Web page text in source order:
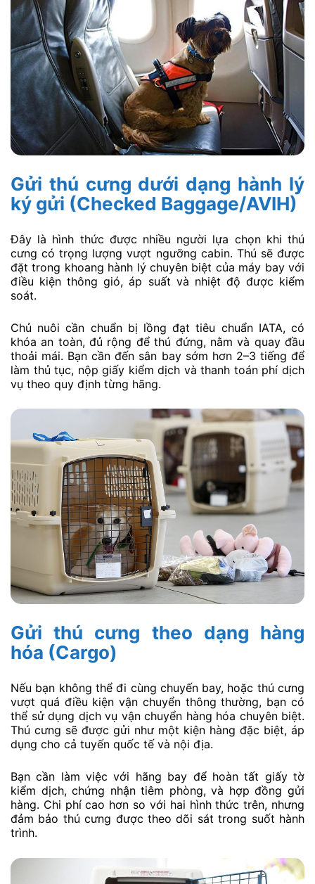
Gửi thú cưng dưới dạng hành lý
ký gửi (Checked Baggage/AVIH)
Đây là hình thức được nhiều người lựa chọn khi thú
cưng có trọng lượng vượt ngưỡng cabin. Thú sẽ được
đặt trong khoang hành lý chuyên biệt của máy bay với
điều kiện thông gió, áp suất và nhiệt độ được kiểm
soát.
Chủ nuôi cần chuẩn bị lồng đạt tiêu chuẩn IATA, có
khóa an toàn, đủ rộng để thú đứng, nằm và quay đầu
thoải mái. Bạn cần đến sân bay sớm hơn 2–3 tiếng để
làm thủ tục, nộp giấy kiểm dịch và thanh toán phí dịch
vụ theo quy định từng hãng.
Gửi thú cưng theo dạng hàng
hóa (Cargo)
Nếu bạn không thể đi cùng chuyến bay, hoặc thú cưng
vượt quá điều kiện vận chuyển thông thường, bạn có
thể sử dụng dịch vụ vận chuyển hàng hóa chuyên biệt.
Thú cưng sẽ được gửi như một kiện hàng đặc biệt, áp
dụng cho cả tuyến quốc tế và nội địa.
Bạn cần làm việc với hãng bay để hoàn tất giấy tờ
kiểm dịch, chứng nhận tiêm phòng, và hợp đồng gửi
hàng. Chi phí cao hơn so với hai hình thức trên, nhưng
đảm bảo thú cưng được theo dõi sát trong suốt hành
trình.